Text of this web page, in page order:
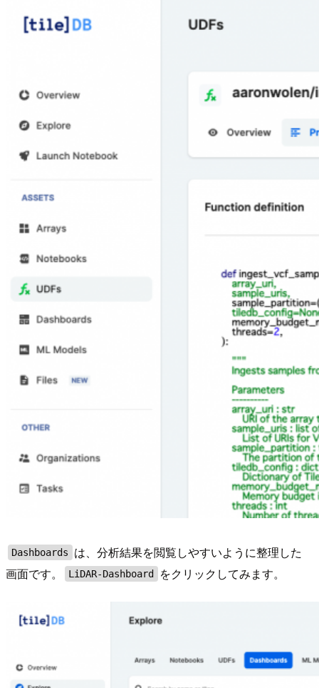
Dashboards
は、分析結果を閲覧しやすいように整理した
画面です。
LiDAR-Dashboard をクリックしてみます。